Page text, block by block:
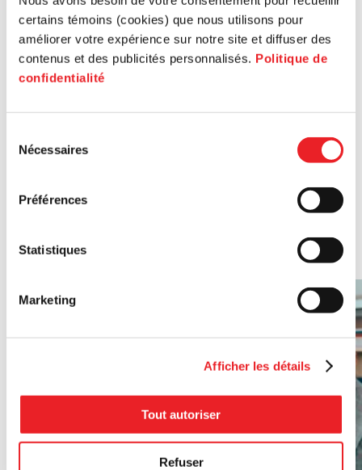
certains témoins (cookies) que nous utilisons pour
améliorer votre expérience sur notre site et diffuser des
contenus et des publicités personnalisés. Politique de
confidentialité
Nécessaires
Préférences
Statistiques
Marketing
Afficher les détails
Tout autoriser
Refuser
Solutions pour les PME face aux tarifs douaniers
entreprises montréalaises et collabore avec ses partenaires
pour proposer des solutions adaptées au contexte.